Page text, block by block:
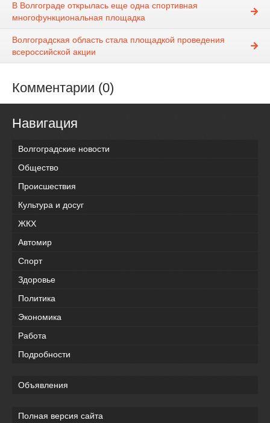
В Волгограде открылась еще одна спортивная
многофункциональная площадка
Волгоградская область стала площадкой проведения
всероссийской акции
Комментарии (0)
Навигация
Волгоградские новости
Общество
Происшествия
Культура и досуг
ЖКХ
Автомир
Спорт
Здоровье
Политика
Экономика
Работа
Подробности
Объявления
Полная версия сайта